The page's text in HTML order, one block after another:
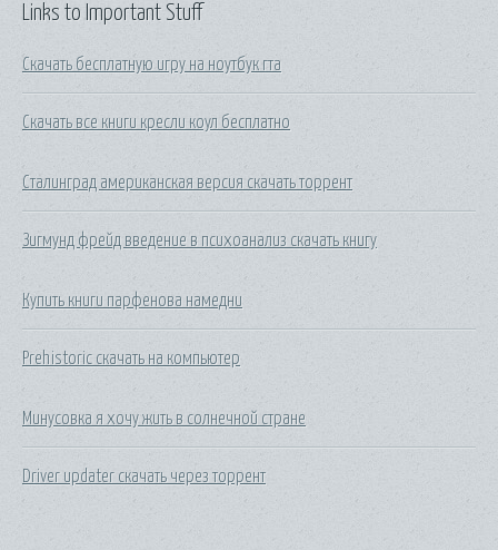
Links to Important Stuff
Скачать бесплатную игру на ноутбук гта
Скачать все книги кресли коул бесплатно
Сталинград американская версия скачать торрент
Зигмунд фрейд введение в психоанализ скачать книгу
Купить книги парфенова намедни
Prehistoric скачать на компьютер
Минусовка я хочу жить в солнечной стране
Driver updater скачать через торрент